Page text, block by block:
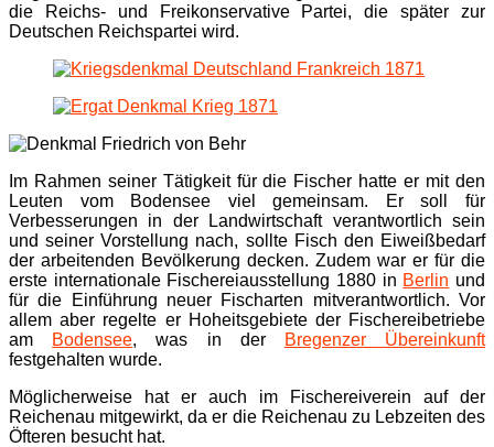
die Reichs- und Freikonservative Partei, die später zur
Deutschen Reichspartei wird.
Im Rahmen seiner Tätigkeit für die Fischer hatte er mit den
Leuten vom Bodensee viel gemeinsam. Er soll für
Verbesserungen in der Landwirtschaft verantwortlich sein
und seiner Vorstellung nach, sollte Fisch den Eiweißbedarf
der arbeitenden Bevölkerung decken. Zudem war er für die
erste internationale Fischereiausstellung 1880 in Berlin und
für die Einführung neuer Fischarten mitverantwortlich. Vor
allem aber regelte er Hoheitsgebiete der Fischereibetriebe
am
Bodensee, was in der
Bregenzer Übereinkunft
festgehalten wurde.
Möglicherweise hat er auch im Fischereiverein auf der
Reichenau mitgewirkt, da er die Reichenau zu Lebzeiten des
Öfteren besucht hat.